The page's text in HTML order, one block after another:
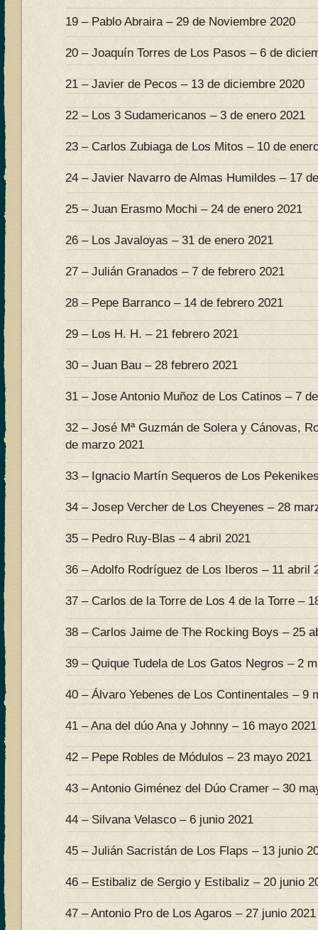
19 – Pablo Abraira – 29 de Noviembre 2020
20 – Joaquín Torres de Los Pasos – 6 de
21 – Javier de Pecos – 13 de diciembre 2020
22 – Los 3 Sudamericanos – 3 de enero 2021
23 – Carlos Zubiaga de Los Mitos – 10 de
24 – Javier Navarro de Almas Humildes – 17
25 – Juan Erasmo Mochi – 24 de enero 2021
26 – Los Javaloyas – 31 de enero 2021
27 – Julián Granados – 7 de febrero 2021
28 – Pepe Barranco – 14 de febrero 2021
29 – Los H. H. – 21 febrero 2021
30 – Juan Bau – 28 febrero 2021
31 – Jose Antonio Muñoz de Los Catinos – 7
32 – José Mª Guzmán de Solera y Cánovas,
de marzo 2021
33 – Ignacio Martín Sequeros de Los
34 – Josep Vercher de Los Cheyenes – 28
35 – Pedro Ruy-Blas – 4 abril 2021
36 – Adolfo Rodríguez de Los Iberos – 11 abril
37 – Carlos de la Torre de Los 4 de la Torre –
38 – Carlos Jaime de The Rocking Boys – 25
39 – Quique Tudela de Los Gatos Negros – 2
40 – Álvaro Yebenes de Los Continentales – 9
41 – Ana del dúo Ana y Johnny – 16 mayo 2021
42 – Pepe Robles de Módulos – 23 mayo 2021
43 – Antonio Giménez del Dúo Cramer – 30
44 – Silvana Velasco – 6 junio 2021
45 – Julián Sacristán de Los Flaps – 13 junio
46 – Estibaliz de Sergio y Estibaliz – 20 junio
47 – Antonio Pro de Los Agaros – 27 junio 2021